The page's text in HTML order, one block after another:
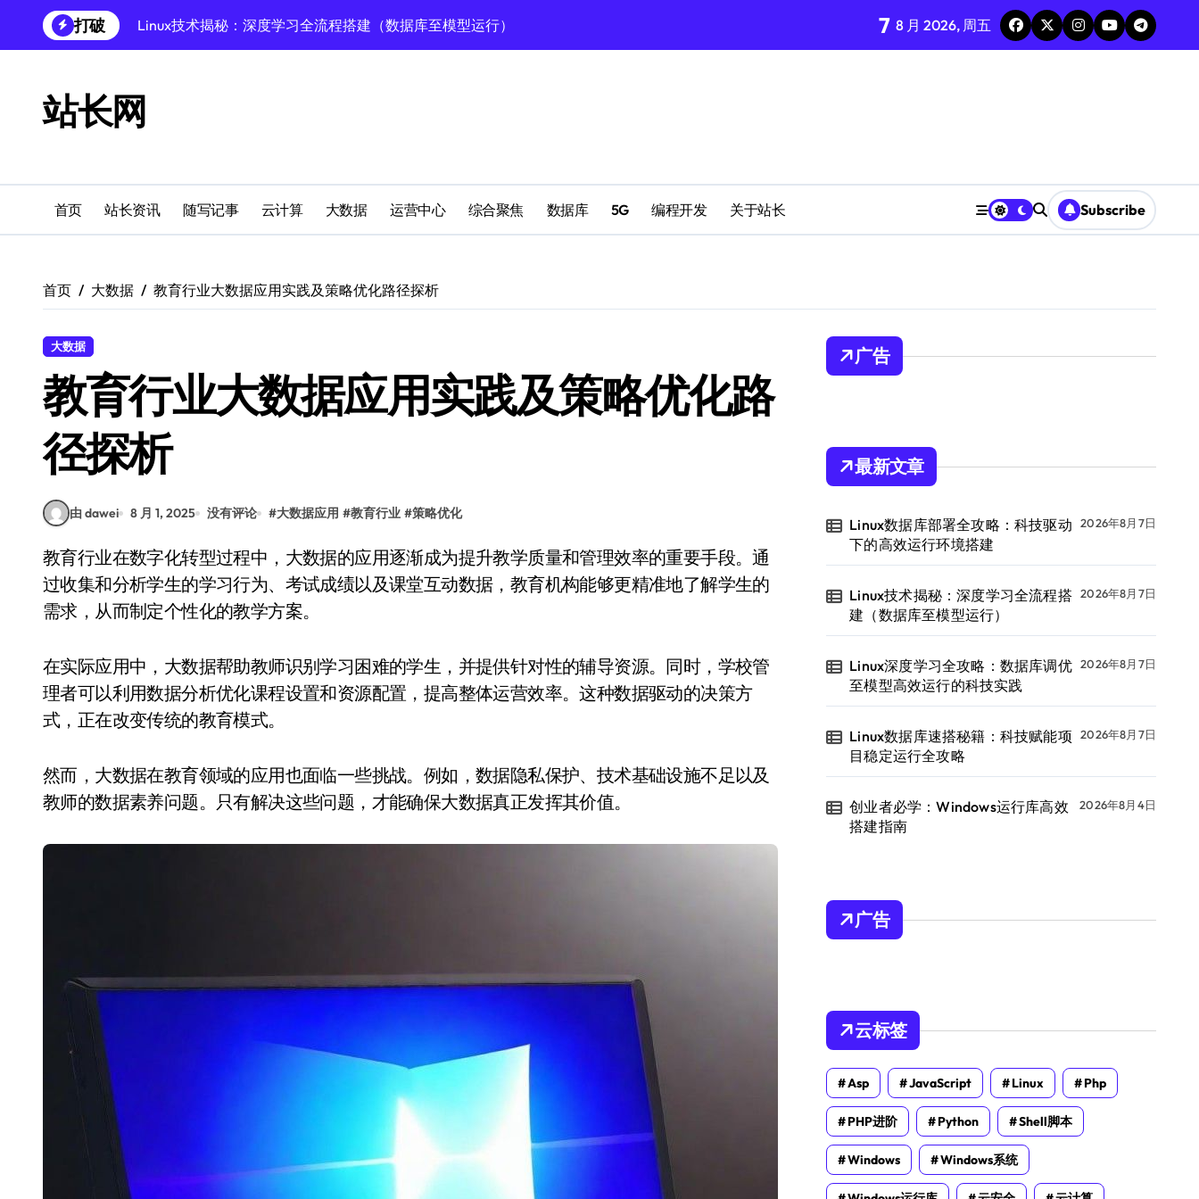
到
打破
Linux技术揭秘：深度学习全流程搭建（数据库至模型运行）
Linux数据库速搭秘籍：科技赋能项目稳定运行全攻略
创业者必学：Windows运行库高效搭建指南
Windows下PHP开发环境高效配置秘籍
跨界融合下站长云安全防护新策略
外闻洞察促融合，科技赋能站长运营
7 8 月 2026, 周五
站长网
首页 站长资讯 随写记事 云计算 大数据 运营中心 综合聚焦 数据库 5G 编程开发 关于站长 Subscribe
首页 大数据 教育行业大数据应用实践及策略优化路径探析
大数据
教育行业大数据应用实践及策略优化路
径探析
由 dawei 8 月 1, 2025 没有评论 #大数据应用 #教育行业 #策略优化
教育行业在数字化转型过程中，大数据的应用逐渐成为提升教学质量和管理效率的重要手段。通
过收集和分析学生的学习行为、考试成绩以及课堂互动数据，教育机构能够更精准地了解学生的
需求，从而制定个性化的教学方案。
在实际应用中，大数据帮助教师识别学习困难的学生，并提供针对性的辅导资源。同时，学校管
理者可以利用数据分析优化课程设置和资源配置，提高整体运营效率。这种数据驱动的决策方
式，正在改变传统的教育模式。
然而，大数据在教育领域的应用也面临一些挑战。例如，数据隐私保护、技术基础设施不足以及
教师的数据素养问题。只有解决这些问题，才能确保大数据真正发挥其价值。
广告
最新文章
Linux数据库部署全攻略：科技驱动
下的高效运行环境搭建
2026年8月7日
Linux技术揭秘：深度学习全流程搭
建（数据库至模型运行）
2026年8月7日
Linux深度学习全攻略：数据库调优
至模型高效运行的科技实践
2026年8月7日
Linux数据库速搭秘籍：科技赋能项
目稳定运行全攻略
2026年8月7日
创业者必学：Windows运行库高效
搭建指南
2026年8月4日
广告
云标签
Asp JavaScript Linux Php
PHP进阶 Python Shell脚本
Windows Windows系统